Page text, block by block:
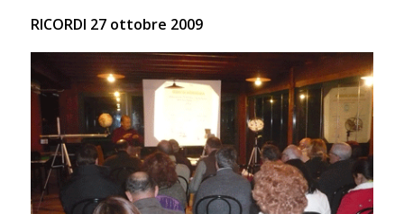
RICORDI 27 ottobre 2009